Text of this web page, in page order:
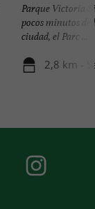
Parque Victoria
pocos minutos
ciudad, el Parc ...
2,8 km -